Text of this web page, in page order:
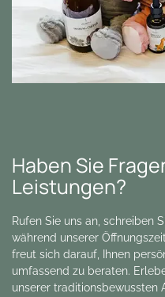
Haben Sie
Leistungen?
Rufen Sie uns an, schreiben
während unserer
freut sich darauf, Ihnen
umfassend zu beraten.
unserer traditionsbewussten